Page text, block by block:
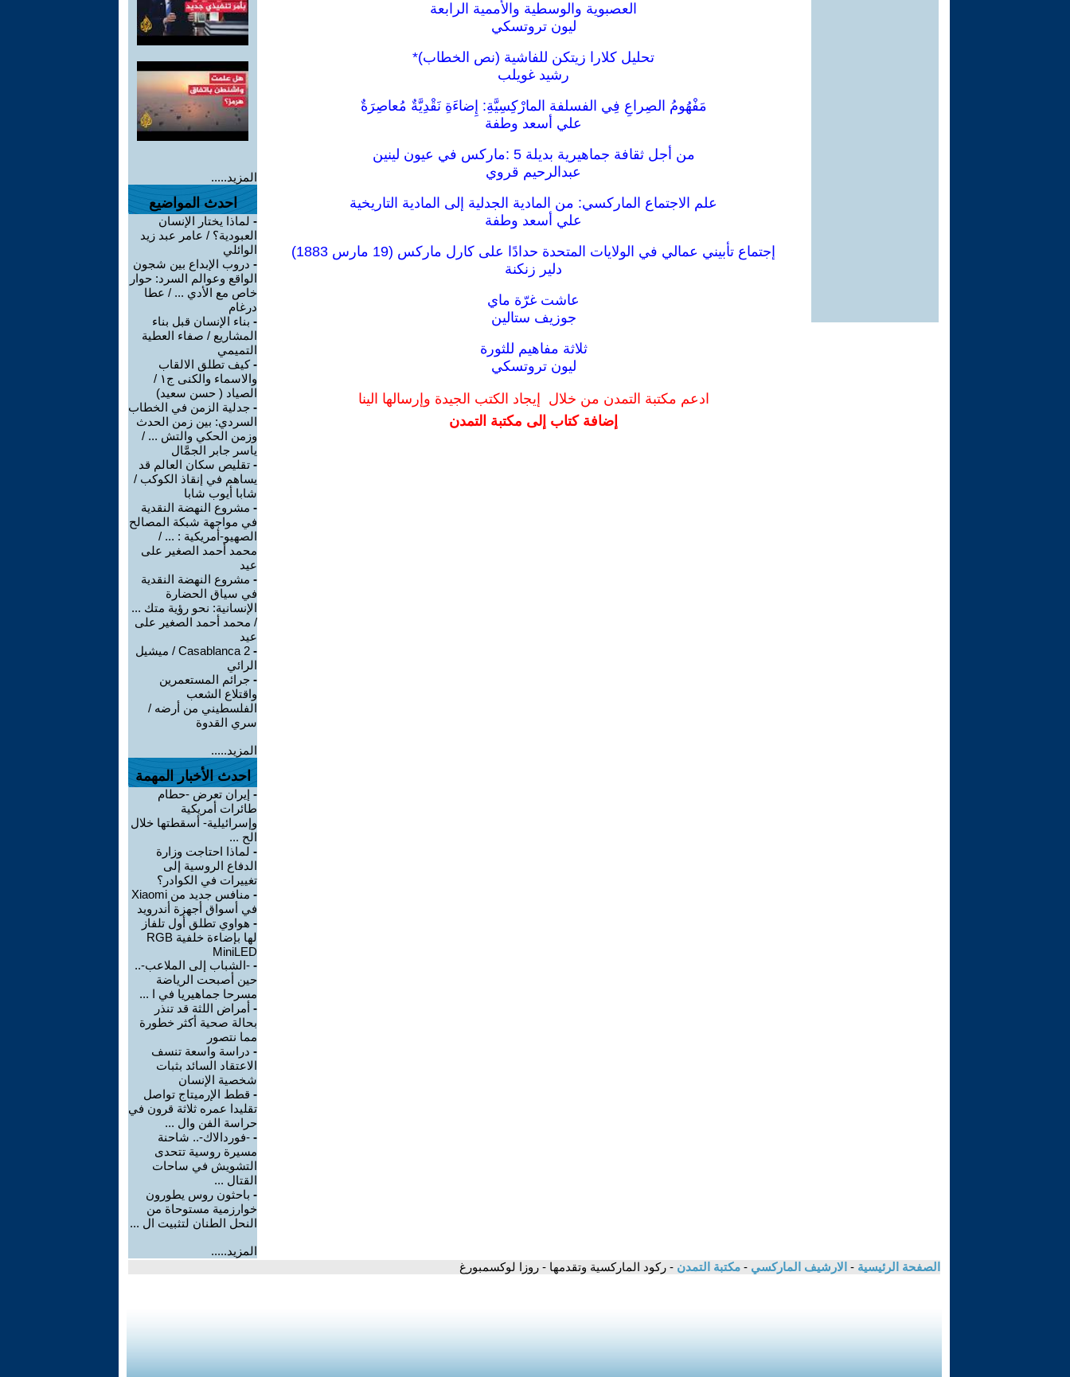
العصبوية والوسطية والأممية الرابعة
ليون تروتسكي
تحليل كلارا زيتكن للفاشية (نص الخطاب)*
رشيد غويلب
مَفْهُومُ الصِراعِ فِي الفسلفة المارْكِسِيَّةِ: إِضاءَةِ نَقْدِيَّةٌ مُعاصِرَةٌ
علي أسعد وطفة
من أجل ثقافة جماهيرية بديلة 5 :ماركس في عيون لينين
عبدالرحيم قروي
علم الاجتماع الماركسي: من المادية الجدلية إلى المادية التاريخية
علي أسعد وطفة
إجتماع تأبيني عمالي في الولايات المتحدة حدادًا على كارل ماركس (19 مارس 1883)
دلير زنكنة
عاشت غرّة ماي
جوزيف ستالين
ثلاثة مفاهيم للثورة
ليون تروتسكي
ادعم مكتبة التمدن من خلال إيجاد الكتب الجيدة وإرسالها الينا
إضافة كتاب إلى مكتبة التمدن
المزيد.....
احدث المواضيع
- لماذا يختار الإنسان
العبودية؟ / عامر عبد زيد
الوائلي
- دروب الإبداع بين شجون
الواقع وعوالم السرد: حوار
خاص مع الأدي ... / عطا
درغام
- بناء الإنسان قبل بناء
المشاريع / صفاء العطية
التميمي
-كيف تطلق الالقاب
والاسماء والكنى ج١ /
الصياد ‏( حسن سعيد‏)
- جدلية الزمن في الخطاب
السردي: بين زمن الحدث
وزمن الحكي والتش ... /
ياسر جابر الجمَّال
- تقليص سكان العالم قد
يساهم في إنقاذ الكوكب /
شابا أيوب شابا
- مشروع النهضة النقدية
في مواجهة شبكة المصالح
الصهيو-أمريكية : ... /
محمد أحمد الصغير على
عيد
- مشروع النهضة النقدية
في سياق الحضارة
الإنسانية: نحو رؤية متك ...
/ محمد أحمد الصغير على
عيد
-
Casablanca 2 / ميشيل
الرائي
- جرائم المستعمرين
واقتلاع الشعب
الفلسطيني من أرضه /
سري القدوة
المزيد.....
احدث الأخبار المهمة
- إيران تعرض -حطام
طائرات أمريكية
وإسرائيلية- أسقطتها خلال
الح ...
- لماذا احتاجت وزارة
الدفاع الروسية إلى
تغييرات في الكوادر؟
-
منافس جديد من Xiaomi
في أسواق أجهزة أندرويد
- هواوي تطلق أول تلفاز
لها بإضاءة خلفية RGB
MiniLED
- -الشباب إلى الملاعب-..
حين أصبحت الرياضة
مسرحا جماهيريا في ا ...
- أمراض اللثة قد تنذر
بحالة صحية أكثر خطورة
مما نتصور
- دراسة واسعة تنسف
الاعتقاد السائد بثبات
شخصية الإنسان
- قطط الإرميتاج تواصل
تقليدا عمره ثلاثة قرون في
حراسة الفن وال ...
- -فوردالاك-.. شاحنة
مسيرة روسية تتحدى
التشويش في ساحات
القتال ...
- باحثون روس يطورون
خوارزمية مستوحاة من
النحل الطنان لتثبيت ال ...
المزيد.....
الصفحة الرئيسية - الارشيف الماركسي - مكتبة التمدن - ركود الماركسية وتقدمها - روزا لوكسمبورغ